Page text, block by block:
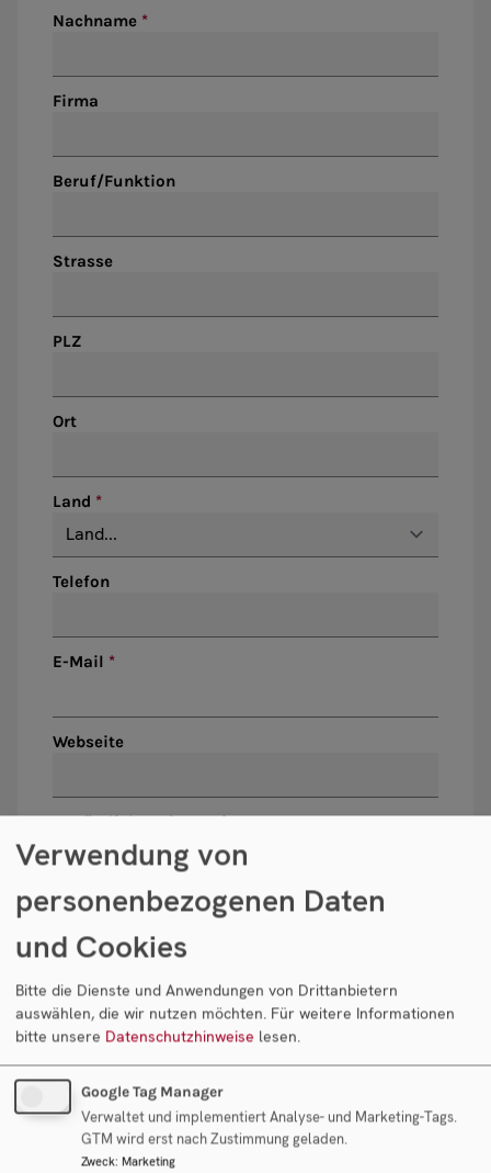
Nachname
Firma
Beruf/Funktion
Strasse
PLZ
Ort
Land
Telefon
E-Mail
Webseite
Zusätzliche Informationen
Newsletter Anmeldung
Datenschutz-Zustimmung
Mit dem Ankreuzen und Absenden des Formulars
stimmen Sie ausdrücklich unserer
Datenschutzerklärung
Verwendung von
personenbezogenen Daten
und Cookies
Bitte die Dienste und Anwendungen von Drittanbietern
auswählen, die wir nutzen möchten. Für weitere Informationen
bitte unsere Datenschutzhinweise lesen.
Google Tag Manager
Verwaltet und implementiert Analyse- und Marketing-Tags.
GTM wird erst nach Zustimmung geladen.
Zweck: Marketing